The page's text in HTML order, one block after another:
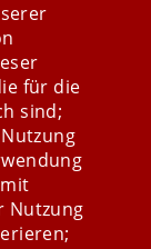
für die
sind;
Nutzung